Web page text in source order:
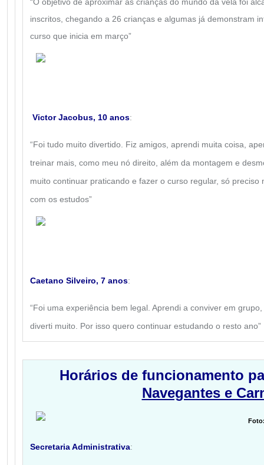
inscritos, chegando a 26 crianças e algumas já demonstram
curso que inicia em março”
Victor Jacobus, 10 anos:
“Foi tudo muito divertido. Fiz amigos, aprendi muita coisa,
treinar mais, como meu nó direito, além da montagem e
muito continuar praticando e fazer o curso regular, só
com os estudos”
Caetano Silveiro, 7 anos:
“Foi uma experiência bem legal. Aprendi a conviver em
diverti muito. Por isso quero continuar estudando o resto ano”
Horários de funcionamento
Navegantes e
Secretaria Administrativa: